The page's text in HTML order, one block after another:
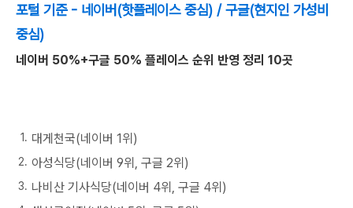
포털 기준 - 네이버(핫플레이스 중심) / 구글(현지인 가성비
중심)
네이버 50%+구글 50% 플레이스 순위 반영 정리 10곳
대게천국(네이버 1위)
아성식당(네이버 9위, 구글 2위)
나비산 기사식당(네이버 4위, 구글 4위)